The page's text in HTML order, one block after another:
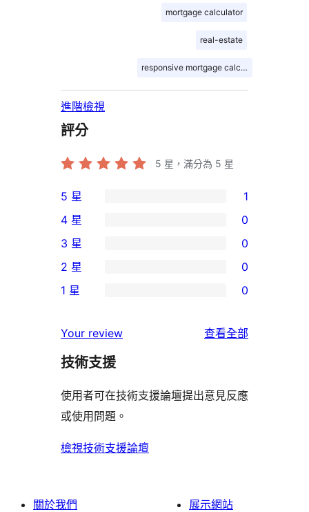
mortgage calculator
real-estate
responsive mortgage calculator
進階檢視
評分
5 星，滿分為 5 星
1
個
5
星
使
者
論
5 星 1
個
4
星
用
者
論
4 星 0
0
個
3
使
用
評
論
3 星 0
個
星
使
者
評
論
2 星 0
1
星
用
者
評
1 星 0
Your review 查看全部
評
技術支援
使用者可在技術支援論壇提出意見反應
或使用問題。
檢視技術支援論壇
關於我們
展示網站